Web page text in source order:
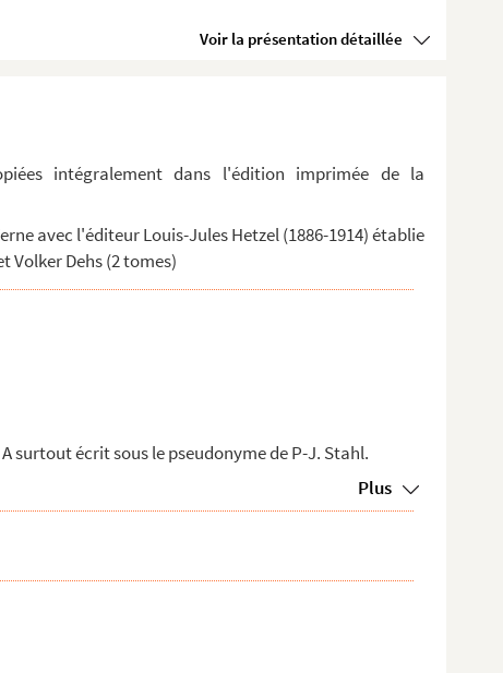
Voir la présentation détaillée
intégralement dans l'édition imprimée de la
avec l'éditeur Louis-Jules Hetzel (1886-1914) établie
Volker Dehs (2 tomes)
surtout écrit sous le pseudonyme de P-J. Stahl.
Plus